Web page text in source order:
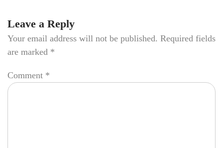
Leave a Reply
Your email address will not be published. Required fields
are marked *
Comment *